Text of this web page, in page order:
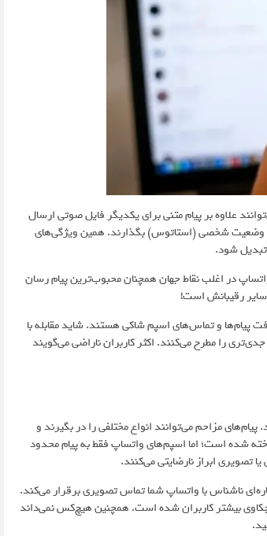
علاوه بر پیام متنی برای یکدیگر فایل صوتی ارسال
بفرستند و حتی مانند استوری‌های 24 ساعته اینستاگرام وضعیت شخصی (استاتوس) بگذارند. همین ویژگی‌های
تبدیل شود.
در اغلب نقاط جهان همچنان محبوب‌ترین پیام رسان
سایر رقیبانش است!
پیام‌ها و تماس‌های اسپم شاکی هستند. شاید مقابله با
را مطرح می‌کنند. اکثر کاربران ناراضی می‌گویند
مزاحم می‌توانند انواع مختلفی را در بگیرند و
شده است؛ اما اسپم‌های واتساپ فقط به پیام محدود
تصویری ابراز نارضایتی می‌کنند.
ناشناس با واتساپ شما تماس تصویری برقرار می‌کند.
بیشتر کاربران شده است. همچنین هیچ‌کس نمی‌داند